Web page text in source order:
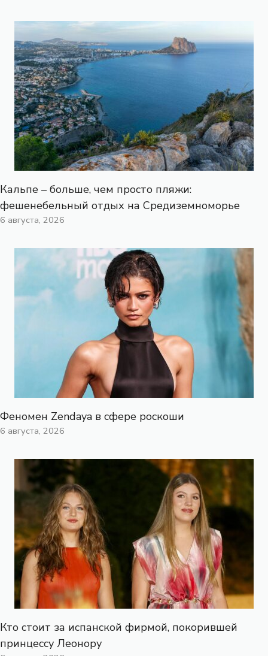
Кальпе – больше, чем просто пляжи:
фешенебельный отдых на Средиземноморье
6 августа, 2026
Феномен Zendaya в сфере роскоши
6 августа, 2026
Кто стоит за испанской фирмой, покорившей
принцессу Леонору